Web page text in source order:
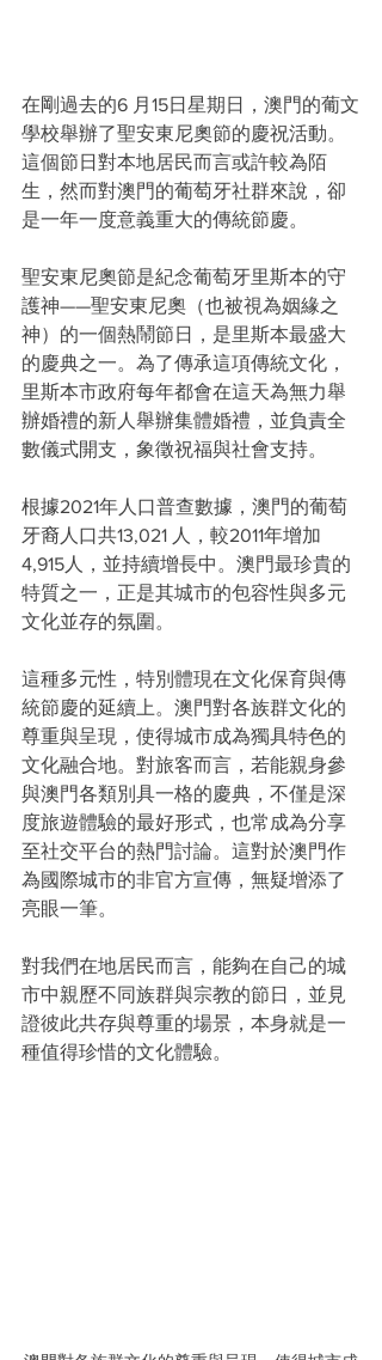
在剛過去的6 月15日星期日，澳門的葡文
學校舉辦了聖安東尼奧節的慶祝活動。
這個節日對本地居民而言或許較為陌
生，然而對澳門的葡萄牙社群來說，卻
是一年一度意義重大的傳統節慶。
聖安東尼奧節是紀念葡萄牙里斯本的守
護神——聖安東尼奧（也被視為姻緣之
神）的一個熱鬧節日，是里斯本最盛大
的慶典之一。為了傳承這項傳統文化，
里斯本市政府每年都會在這天為無力舉
辦婚禮的新人舉辦集體婚禮，並負責全
數儀式開支，象徵祝福與社會支持。
根據2021年人口普查數據，澳門的葡萄
牙裔人口共13,021 人，較2011年增加
4,915人，並持續增長中。澳門最珍貴的
特質之一，正是其城市的包容性與多元
文化並存的氛圍。
這種多元性，特別體現在文化保育與傳
統節慶的延續上。澳門對各族群文化的
尊重與呈現，使得城市成為獨具特色的
文化融合地。對旅客而言，若能親身參
與澳門各類別具一格的慶典，不僅是深
度旅遊體驗的最好形式，也常成為分享
至社交平台的熱門討論。這對於澳門作
為國際城市的非官方宣傳，無疑增添了
亮眼一筆。
對我們在地居民而言，能夠在自己的城
市中親歷不同族群與宗教的節日，並見
證彼此共存與尊重的場景，本身就是一
種值得珍惜的文化體驗。